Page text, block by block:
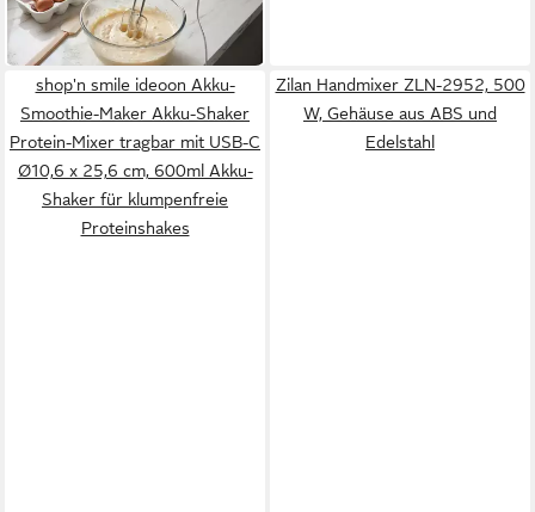
-38%
in 2-3 Werktagen bei dir
shop'n smile ideoon Akku-
Smoothie-Maker Akku-Shaker
Protein-Mixer tragbar mit USB-C
Ø10,6 x 25,6 cm, 600ml Akku-
Shaker für klumpenfreie
Proteinshakes
Zilan Handmixer ZLN-2952, 500
W, Gehäuse aus ABS und
Edelstahl